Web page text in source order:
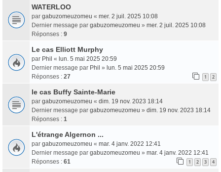
WATERLOO
par gabuzomeuzomeu « mer. 2 juil. 2025 10:08
Dernier message par gabuzomeuzomeu » mer. 2 juil. 2025 10:08
Réponses : 9
Le cas Elliott Murphy
par Phil « lun. 5 mai 2025 20:59
Dernier message par Phil » lun. 5 mai 2025 20:59
Réponses : 27 1 2
le cas Buffy Sainte-Marie
par gabuzomeuzomeu « dim. 19 nov. 2023 18:14
Dernier message par gabuzomeuzomeu » dim. 19 nov. 2023 18:14
Réponses : 1
L'étrange Algernon ...
par gabuzomeuzomeu « mar. 4 janv. 2022 12:41
Dernier message par gabuzomeuzomeu » mar. 4 janv. 2022 12:41
Réponses : 61 1 2 3 4